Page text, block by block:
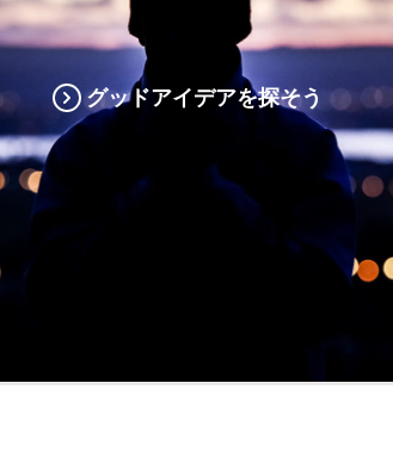
グッドアイデアを探そう